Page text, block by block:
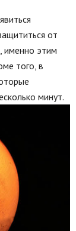
от
именно этим
того, в
минут.